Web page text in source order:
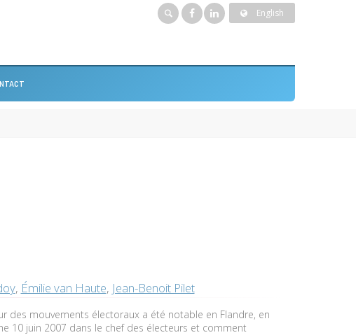
English
, Émilie van Haute, Jean-Benoit Pilet
des mouvements électoraux a été notable en Flandre, en
10 juin 2007 dans le chef des électeurs et comment